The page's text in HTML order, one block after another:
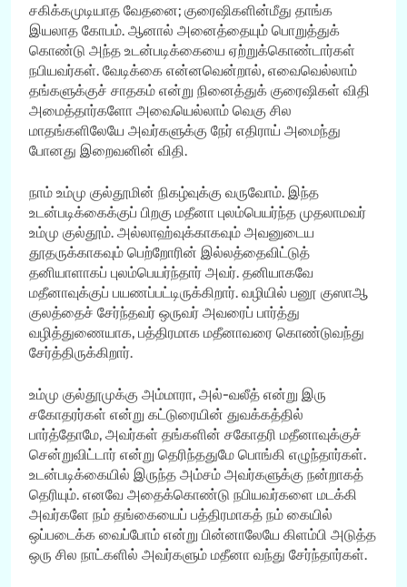
சகிக்கமுடியாத வேதனை; குரைஷிகளின்மீது தாங்க
இயலாத கோபம். ஆனால் அனைத்தையும் பொறுத்துக்
கொண்டு அந்த உடன்படிக்கையை ஏற்றுக்கொண்டார்கள்
நபியவர்கள். வேடிக்கை என்னவென்றால், எவைவெல்லாம்
தங்களுக்குச் சாதகம் என்று நினைத்துக் குரைஷிகள் விதி
அமைத்தார்களோ அவையெல்லாம் வெகு சில
மாதங்களிலேயே அவர்களுக்கு நேர் எதிராய் அமைந்து
போனது இறைவனின் விதி.
நாம் உம்மு குல்தூமின் நிகழ்வுக்கு வருவோம். இந்த
உடன்படிக்கைக்குப் பிறகு மதீனா புலம்பெயர்ந்த முதலாமவர்
உம்மு குல்தூம். அல்லாஹ்வுக்காகவும் அவனுடைய
தூதருக்காகவும் பெற்றோரின் இல்லத்தைவிட்டுத்
தனியாளாகப் புலம்பெயர்ந்தார் அவர். தனியாகவே
மதீனாவுக்குப் பயணப்பட்டிருக்கிறார். வழியில் பனூ குஸாஆ
குலத்தைச் சேர்ந்தவர் ஒருவர் அவரைப் பார்த்து
வழித்துணையாக, பத்திரமாக மதீனாவரை கொண்டுவந்து
சேர்த்திருக்கிறார்.
உம்மு குல்தூமுக்கு அம்மாரா, அல்-வலீத் என்று இரு
சகோதரர்கள் என்று கட்டுரையின் துவக்கத்தில்
பார்த்தோமே, அவர்கள் தங்களின் சகோதரி மதீனாவுக்குச்
சென்றுவிட்டார் என்று தெரிந்ததுமே பொங்கி எழுந்தார்கள்.
உடன்படிக்கையில் இருந்த அம்சம் அவர்களுக்கு நன்றாகத்
தெரியும். எனவே அதைக்கொண்டு நபியவர்களை மடக்கி
அவர்களே நம் தங்கையைப் பத்திரமாகத் நம் கையில்
ஒப்படைக்க வைப்போம் என்று பின்னாலேயே கிளம்பி அடுத்த
ஒரு சில நாட்களில் அவர்களும் மதீனா வந்து சேர்ந்தார்கள்.